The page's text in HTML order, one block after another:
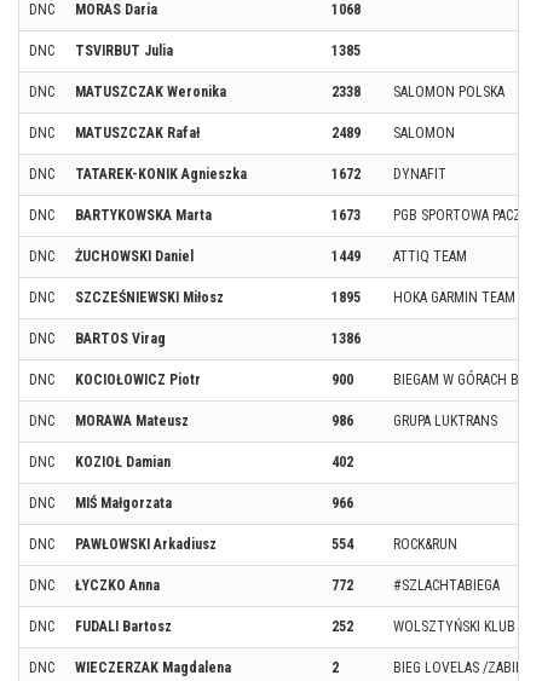
DNC MORAS Daria 1068
DNC TSVIRBUT Julia 1385
DNC MATUSZCZAK Weronika 2338 SALOMON POLSKA
DNC MATUSZCZAK Rafał 2489 SALOMON
DNC TATAREK-KONIK Agnieszka 1672 DYNAFIT
DNC BARTYKOWSKA Marta 1673 PGB SPORTOWA PACZKA
DNC ŻUCHOWSKI Daniel 1449 ATTIQ TEAM
DNC SZCZEŚNIEWSKI Miłosz 1895 HOKA GARMIN TEAM
DNC BARTOS Virag 1386
DNC KOCIOŁOWICZ Piotr 900 BIEGAM W GÓRACH
DNC MORAWA Mateusz 986 GRUPA LUKTRANS
DNC KOZIOŁ Damian 402
DNC MIŚ Małgorzata 966
DNC PAWŁOWSKI Arkadiusz 554 ROCK&RUN
DNC ŁYCZKO Anna 772 #SZLACHTABIEGA
DNC FUDALI Bartosz 252 WOLSZTYŃSKI KLUB
DNC WIECZERZAK Magdalena 2 BIEG LOVELAS /